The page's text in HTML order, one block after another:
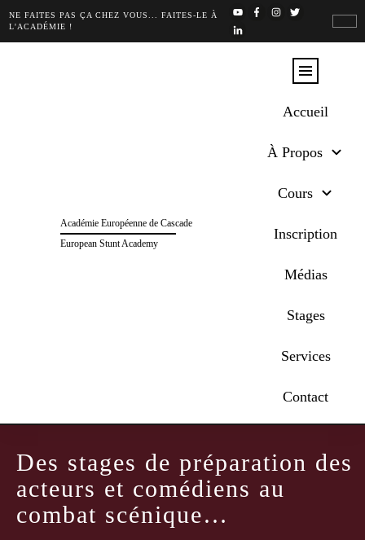
NE FAITES PAS ÇA CHEZ VOUS... FAITES-LE À
L'ACADÉMIE !
Académie Européenne de Cascade
European Stunt Academy
Accueil
À Propos
Cours
Inscription
Médias
Stages
Services
Contact
Des stages de préparation des
acteurs et comédiens au
combat scénique…